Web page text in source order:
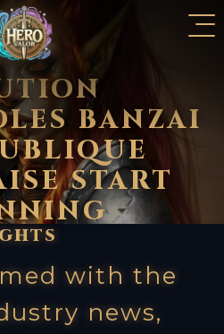
BANZAI
START
with the
news,